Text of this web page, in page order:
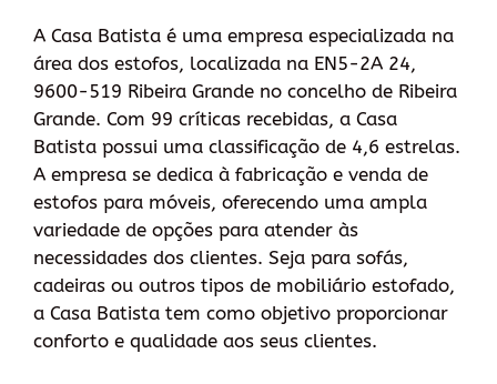
A Casa Batista é uma empresa especializada na
área dos estofos, localizada na EN5-2A 24,
9600-519 Ribeira Grande no concelho de Ribeira
Grande. Com 99 críticas recebidas, a Casa
Batista possui uma classificação de 4,6 estrelas.
A empresa se dedica à fabricação e venda de
estofos para móveis, oferecendo uma ampla
variedade de opções para atender às
necessidades dos clientes. Seja para sofás,
cadeiras ou outros tipos de mobiliário estofado,
a Casa Batista tem como objetivo proporcionar
conforto e qualidade aos seus clientes.